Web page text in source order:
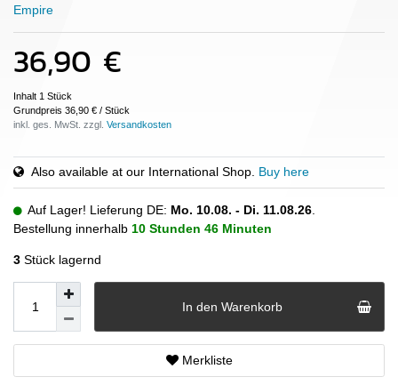
Empire
36,90 €
Inhalt 1 Stück
Grundpreis 36,90 € / Stück
inkl. ges. MwSt. zzgl.
Also available at our International Shop. Buy here
Auf Lager! Lieferung DE: Mo. 10.08. - Di. 11.08.26
Bestellung innerhalb 10 Stunden 46 Minuten
3 Stück lagernd
In den Warenkorb
Merkliste